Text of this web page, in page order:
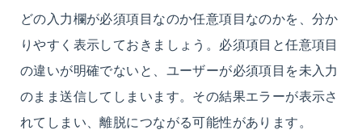
どの入力欄が必須項目なのか任意項目なのかを、分か
りやすく表示しておきましょう。必須項目と任意項目
の違いが明確でないと、ユーザーが必須項目を未入力
のまま送信してしまいます。その結果エラーが表示さ
れてしまい、離脱につながる可能性があります。